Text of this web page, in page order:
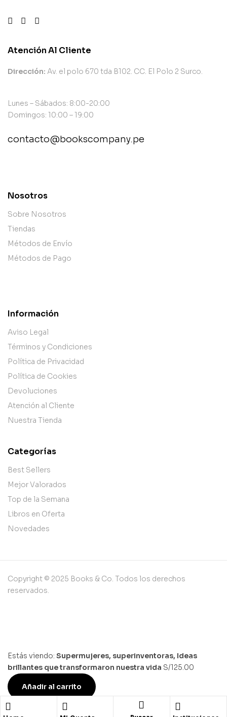
Atención Al Cliente
Dirección: Av. el polo 670 tda B102. CC. El Polo 2 Surco.
Lunes – Sábados: 8:00-20:00
Domingos: 10:00 – 19:00
contacto@bookscompany.pe
Nosotros
Sobre Nosotros
Tiendas
Métodos de Envío
Métodos de Pago
Información
Aviso Legal
Términos y Condiciones
Política de Privacidad
Política de Cookies
Devoluciones
Atención al Cliente
Nuestra Tienda
Categorías
Best Sellers
Mejor Valorados
Top de la Semana
Libros en Oferta
Novedades
Copyright © 2025 Books & Co. Todos los derechos
reservados.
Estás viendo: Supermujeres, superinventoras, Ideas
brillantes que transformaron nuestra vida S/125.00
Añadir al carrito
Carro de la compra